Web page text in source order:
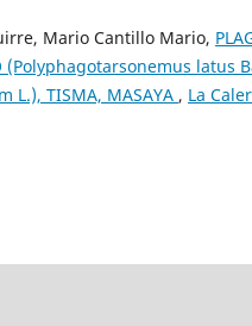
Mario Cantillo Mario,
(Polyphagotarsonemus latus
L.), TISMA, MASAYA , La